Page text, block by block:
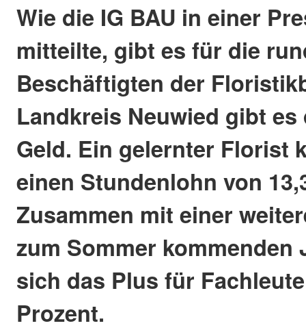
Wie die IG BAU in einer
mitteilte, gibt es für die
Beschäftigten der
Landkreis Neuwied gibt
Geld. Ein gelernter Florist
einen Stundenlohn von
Zusammen mit einer
zum Sommer kommenden
sich das Plus für
Prozent.